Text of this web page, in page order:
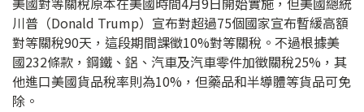
川普（Donald Trump）宣布對超過75個國家宣布暫緩高額
對等關稅90天，這段期間課徵10%對等關稅。不過根據美
國232條款，鋼鐵、鋁、汽車及汽車零件加徵關稅25%，其
他進口美國貨品稅率則為10%，但藥品和半導體等貨品可免
除。